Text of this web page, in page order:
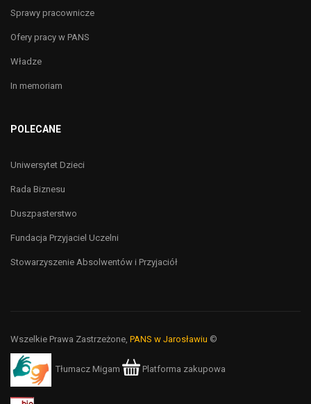
Sprawy pracownicze
Ofery pracy w PANS
Władze
In memoriam
POLECANE
Uniwersytet Dzieci
Rada Biznesu
Duszpasterstwo
Fundacja Przyjaciel Uczelni
Stowarzyszenie Absolwentów i Przyjaciół
Wszelkie Prawa Zastrzeżone, PANS w Jarosławiu ©
Tłumacz Migam Platforma zakupowa